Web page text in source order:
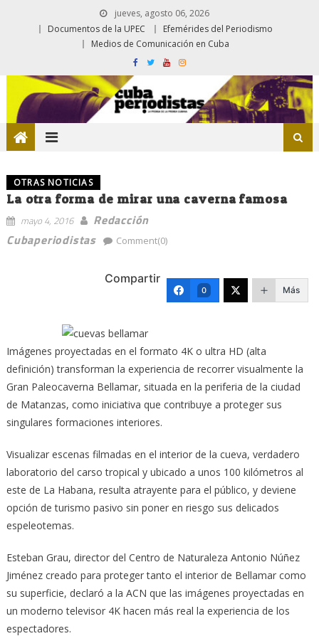
jueves, agosto 06, 2026
Documentos de la UPEC
Efemérides del Periodismo
Medios de Comunicación en Cuba
OTRAS NOTICIAS
La otra forma de mirar una caverna famosa
mayo 4, 2016
Redacción
Cubaperiodistas
Comment(0)
Compartir
0 Más
Imágenes proyectadas en el formato 4K o ultra HD (alta
definición) transforman la experiencia de recorrer visualmente la
Gran Paleocaverna Bellamar, situada en la periferia de la ciudad
de Matanzas, como iniciativa que contribuye a proteger sus
singulares formaciones interiores.
Visualizar escenas filmadas en el interior de la cueva, verdadero
laboratorio del carso tropical y ubicado a unos 100 kilómetros al
este de La Habana, resulta atrayente para el público, y deviene
opción de turismo pasivo sin poner en riesgo sus delicados
espeleotemas.
Esteban Grau, director del Centro de Naturaleza Antonio Núñez
Jiménez creado para proteger tanto el interior de Bellamar como
su superficie, declaró a la ACN que las imágenes proyectadas en
un moderno televisor 4K hacen más real la experiencia de los
espectadores.